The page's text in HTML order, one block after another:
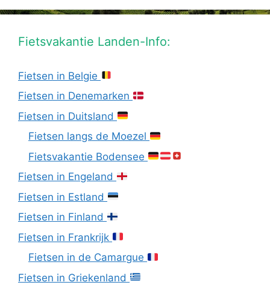
Fietsvakantie Landen-Info:
Fietsen in Belgie
Fietsen in Denemarken
Fietsen in Duitsland
Fietsen langs de Moezel
Fietsvakantie Bodensee
Fietsen in Engeland
Fietsen in Estland
Fietsen in Finland
Fietsen in Frankrijk
Fietsen in de Camargue
Fietsen in Griekenland